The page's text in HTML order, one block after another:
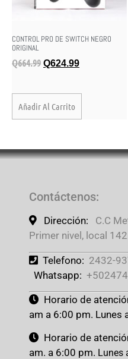
CONTROL PRO DE SWITCH NEGRO
ORIGINAL
Q664.99 Q624.99
Añadir Al Carrito
Contáctenos:
Dirección:
C.C
Primer nivel, local
Telefono: 2432-
Whatsapp:
Horario de
am a 6:00 pm. Lunes
Horario de
am. a 6:00 pm. Lunes